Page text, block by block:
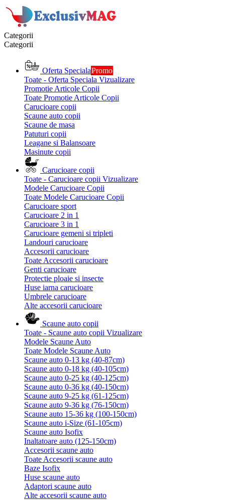
Categorii
Categorii
Oferta SpecialaPromo
Toate - Oferta Speciala Vizualizare
Promotie Articole Copii
Toate Promotie Articole Copii
Carucioare copii
Scaune auto copii
Scaune de masa
Patuturi copii
Leagane si Balansoare
Masinute copii
Carucioare copii
Toate - Carucioare copii Vizualizare
Modele Carucioare Copii
Toate Modele Carucioare Copii
Carucioare sport
Carucioare 2 in 1
Carucioare 3 in 1
Carucioare gemeni si tripleti
Landouri carucioare
Accesorii carucioare
Toate Accesorii carucioare
Genti carucioare
Protectie ploaie si insecte
Huse iarna carucioare
Umbrele carucioare
Alte accesorii carucioare
Scaune auto copii
Toate - Scaune auto copii Vizualizare
Modele Scaune Auto
Toate Modele Scaune Auto
Scaune auto 0-13 kg (40-87cm)
Scaune auto 0-18 kg (40-105cm)
Scaune auto 0-25 kg (40-125cm)
Scaune auto 0-36 kg (40-150cm)
Scaune auto 9-25 kg (61-125cm)
Scaune auto 9-36 kg (76-150cm)
Scaune auto 15-36 kg (100-150cm)
Scaune auto i-Size (61-105cm)
Scaune auto Isofix
Inaltatoare auto (125-150cm)
Accesorii scaune auto
Toate Accesorii scaune auto
Baze Isofix
Huse scaune auto
Adaptori scaune auto
Alte accesorii scaune auto